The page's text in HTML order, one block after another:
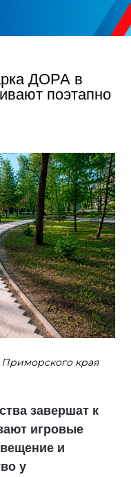
ДОРА в
поэтапно
края
завершат к
игровые
и
у